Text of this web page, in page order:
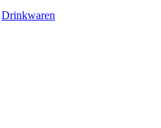
Drinkwaren